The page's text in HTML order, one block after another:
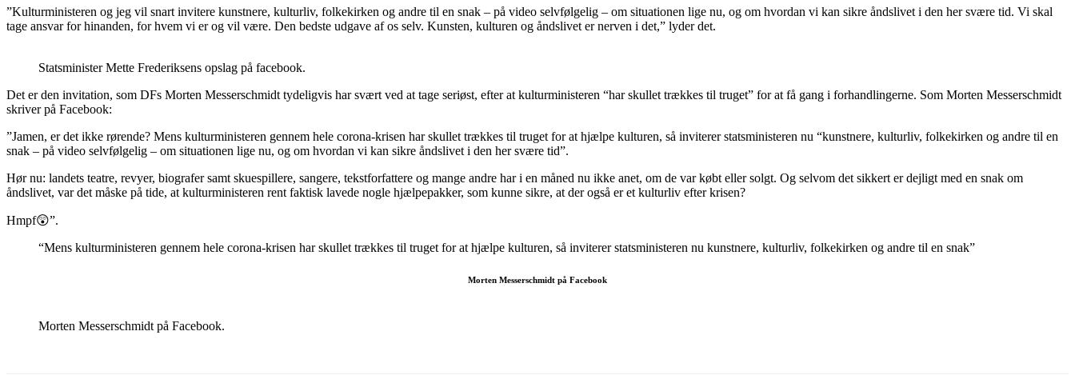
”Kulturministeren og jeg vil snart invitere kunstnere, kulturliv, folkekirken og andre til en snak – på video selvfølgelig – om situationen lige nu, og om hvordan vi kan sikre åndslivet i den her svære tid. Vi skal
tage ansvar for hinanden, for hvem vi er og vil være. Den bedste udgave af os selv. Kunsten, kulturen og åndslivet er nerven i det,” lyder det.
Statsminister Mette Frederiksens opslag på facebook.
Det er den invitation, som DFs Morten Messerschmidt tydeligvis har svært ved at tage seriøst, efter at kulturministeren “har skullet trækkes til truget” for at få gang i forhandlingerne. Som Morten Messerschmidt
skriver på Facebook:
”Jamen, er det ikke rørende? Mens kulturministeren gennem hele corona-krisen har skullet trækkes til truget for at hjælpe kulturen, så inviterer statsministeren nu “kunstnere, kulturliv, folkekirken og andre til en
snak – på video selvfølgelig – om situationen lige nu, og om hvordan vi kan sikre åndslivet i den her svære tid”.
Hør nu: landets teatre, revyer, biografer samt skuespillere, sangere, tekstforfattere og mange andre har i en måned nu ikke anet, om de var købt eller solgt. Og selvom det sikkert er dejligt med en snak om
åndslivet, var det måske på tide, at kulturministeren rent faktisk lavede nogle hjælpepakker, som kunne sikre, at der også er et kulturliv efter krisen?
Hmpf😲”.
“Mens kulturministeren gennem hele corona-krisen har skullet trækkes til truget for at hjælpe kulturen, så inviterer statsministeren nu kunstnere, kulturliv, folkekirken og andre til en snak”
Morten Messerschmidt på Facebook
Morten Messerschmidt på Facebook.